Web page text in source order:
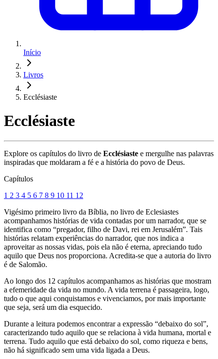
Início
Livros
Ecclésiaste
Ecclésiaste
Explore os capítulos do livro de Ecclésiaste e mergulhe nas palavras
inspiradas que moldaram a fé e a história do povo de Deus.
Capítulos
1 2 3 4 5 6 7 8 9 10 11 12
Vigésimo primeiro livro da Bíblia, no livro de Eclesiastes
acompanhamos histórias de vida contadas por um narrador, que se
identifica como “pregador, filho de Davi, rei em Jerusalém”. Tais
histórias relatam experiências do narrador, que nos indica a
aproveitar as nossas vidas, pois ela não é eterna, apreciando tudo
aquilo que Deus nos proporciona. Acredita-se que a autoria do livro
é de Salomão.
Ao longo dos 12 capítulos acompanhamos as histórias que mostram
a efemeridade da vida no mundo. A vida terrena é passageira, logo,
tudo o que aqui conquistamos e vivenciamos, por mais importante
que seja, será um dia esquecido.
Durante a leitura podemos encontrar a expressão “debaixo do sol”,
caracterizando tudo aquilo que se relaciona à vida humana, mortal e
terrena. Tudo aquilo que está debaixo do sol, como riqueza e bens,
não há significado sem uma vida ligada a Deus.